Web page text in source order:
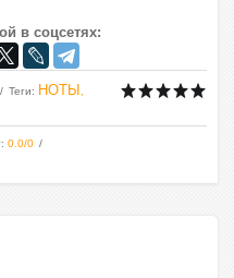
в соцсетях:
Теги: НОТЫ
: 0.0/0